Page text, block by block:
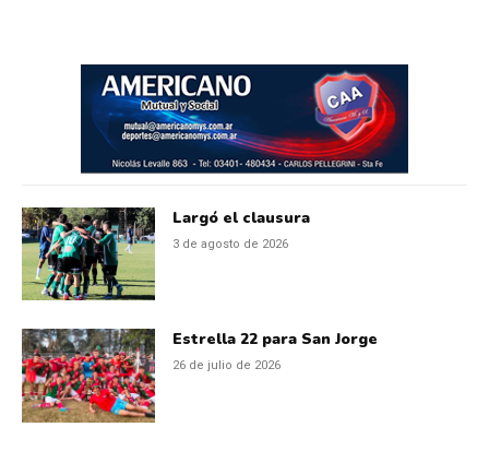
Largó el clausura
3 de agosto de 2026
Estrella 22 para San Jorge
26 de julio de 2026